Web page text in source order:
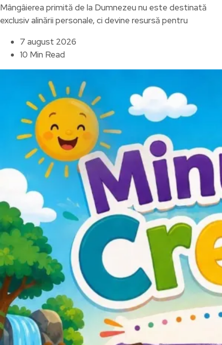
Mângâierea primită de la Dumnezeu nu este destinată
exclusiv alinării personale, ci devine resursă pentru
7 august 2026
10 Min Read